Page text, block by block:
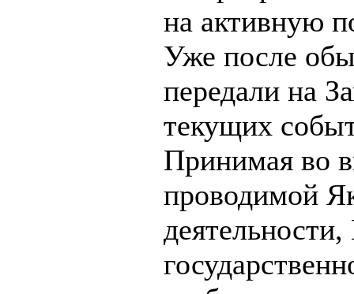
на активную
Уже после
передали на
текущих
Принимая во
проводимой